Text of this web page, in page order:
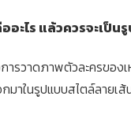
ะไร แล้วควรจะเป็น
วาดภาพตัวละครของ
าในรูปแบบสไตล์ลายเ